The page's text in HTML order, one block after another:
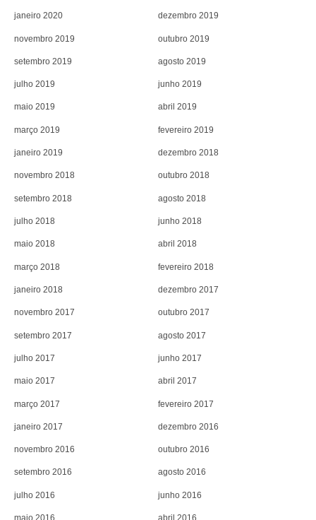
janeiro 2020 dezembro 2019
novembro 2019 outubro 2019
setembro 2019 agosto 2019
julho 2019 junho 2019
maio 2019 abril 2019
março 2019 fevereiro 2019
janeiro 2019 dezembro 2018
novembro 2018 outubro 2018
setembro 2018 agosto 2018
julho 2018 junho 2018
maio 2018 abril 2018
março 2018 fevereiro 2018
janeiro 2018 dezembro 2017
novembro 2017 outubro 2017
setembro 2017 agosto 2017
julho 2017 junho 2017
maio 2017 abril 2017
março 2017 fevereiro 2017
janeiro 2017 dezembro 2016
novembro 2016 outubro 2016
setembro 2016 agosto 2016
julho 2016 junho 2016
maio 2016 abril 2016